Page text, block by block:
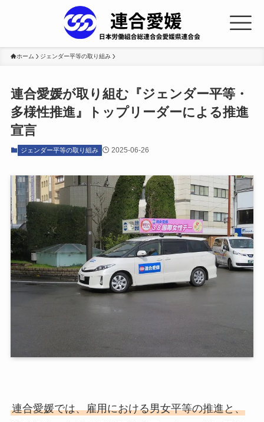
ホーム ジェンダー平等の取り組み
連合愛媛が取り組む『ジェンダー平等・
多様性推進』トップリーダーによる推進
宣言
ジェンダー平等の取り組み 2025-06-26
連合愛媛では、雇用における男女平等の推進と、